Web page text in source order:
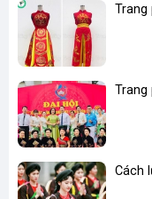
- Sản xuất và phân
+ Xưởng trang phục,
- Sản xuất bởi: Xưởng
Thường Tín, Hà Nội,
Trang
Trang
Cách